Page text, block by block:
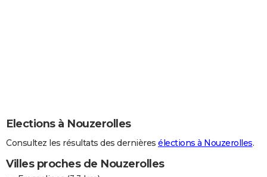
Elections à Nouzerolles
Consultez les résultats des dernières élections à Nouzerolles.
Villes proches de Nouzerolles